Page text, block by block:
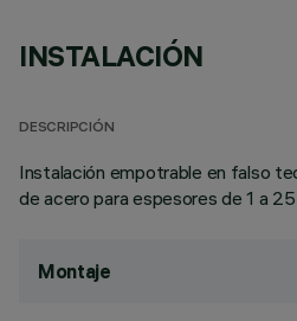
INSTALACIÓN
DESCRIPCIÓN
Instalación empotrable en falso
de acero para espesores de 1 a 25
Montaje